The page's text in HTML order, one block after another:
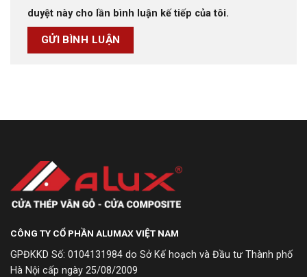
duyệt này cho lần bình luận kế tiếp của tôi.
CÔNG TY CỔ PHẦN ALUMAX VIỆT NAM
GPĐKKD Số: 0104131984 do Sở Kế hoạch và Đầu tư Thành phố
Hà Nội cấp ngày 25/08/2009